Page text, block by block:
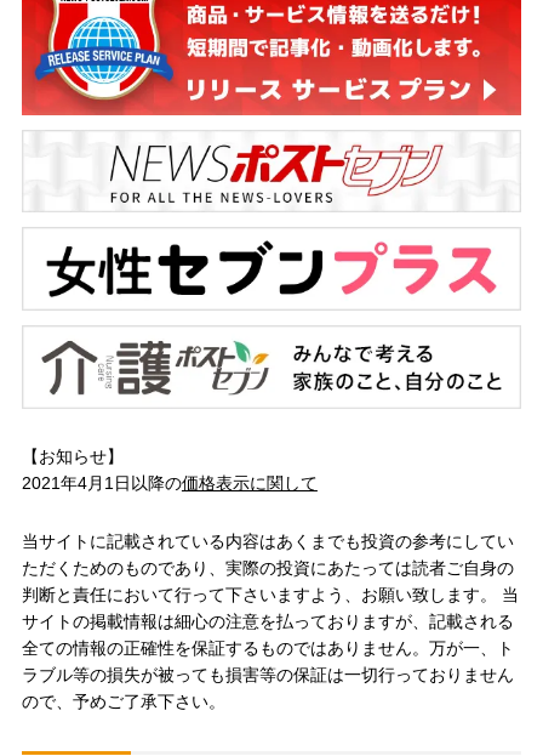
【お知らせ】
2021年4月1日以降の価格表示に関して
当サイトに記載されている内容はあくまでも投資の参考にしてい
ただくためのものであり、実際の投資にあたっては読者ご自身の
判断と責任において行って下さいますよう、お願い致します。 当
サイトの掲載情報は細心の注意を払っておりますが、記載される
全ての情報の正確性を保証するものではありません。万が一、ト
ラブル等の損失が被っても損害等の保証は一切行っておりません
ので、予めご了承下さい。